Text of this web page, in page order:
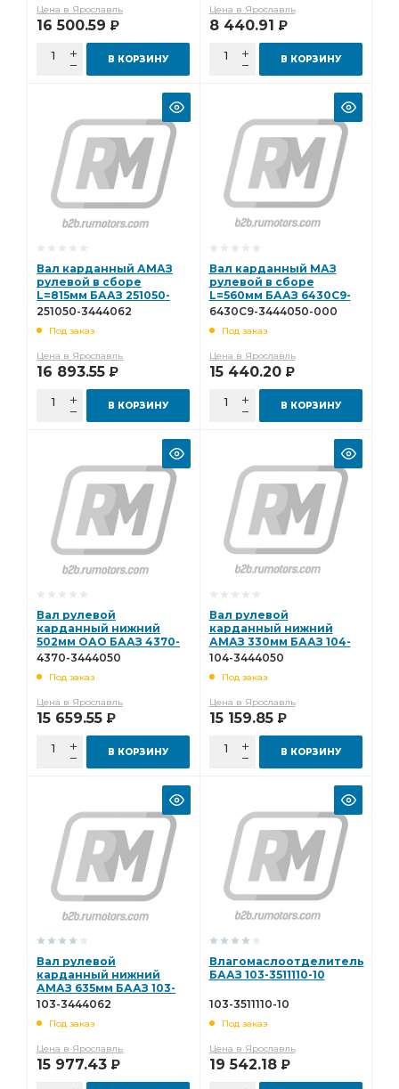
Цена в Ярославль
16 500.59 Р
В КОРЗИНУ
Цена в Ярославль
8 440.91 Р
В КОРЗИНУ
Вал карданный АМАЗ
рулевой в сборе
L=815мм БААЗ 251050-
3444062
251050-3444062
Под заказ
Цена в Ярославль
16 893.55 Р
В КОРЗИНУ
Вал карданный МАЗ
рулевой в сборе
L=560мм БААЗ 6430С9-
3444050-000
6430С9-3444050-000
Под заказ
Цена в Ярославль
15 440.20 Р
В КОРЗИНУ
Вал рулевой
карданный нижний
502мм ОАО БААЗ 4370-
3444050
4370-3444050
Под заказ
Цена в Ярославль
15 659.55 Р
В КОРЗИНУ
Вал рулевой
карданный нижний
АМАЗ 330мм БААЗ 104-
3444050
104-3444050
Под заказ
Цена в Ярославль
15 159.85 Р
В КОРЗИНУ
Вал рулевой
карданный нижний
АМАЗ 635мм БААЗ 103-
3444062
103-3444062
Под заказ
Цена в Ярославль
15 977.43 Р
Влагомаслоотделитель
БААЗ 103-3511110-10
103-3511110-10
Под заказ
Цена в Ярославль
19 542.18 Р